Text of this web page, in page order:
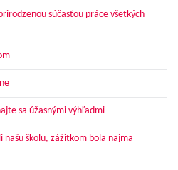
súčasťou práce všetkých
sa úžasnými výhľadmi
našu školu, zážitkom bola najmä